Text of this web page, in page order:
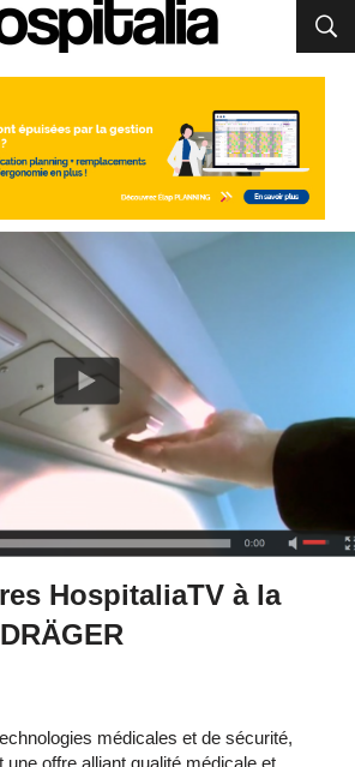
HospitaliaTV à la
médicales et de sécurité,
une offre alliant qualité médicale et